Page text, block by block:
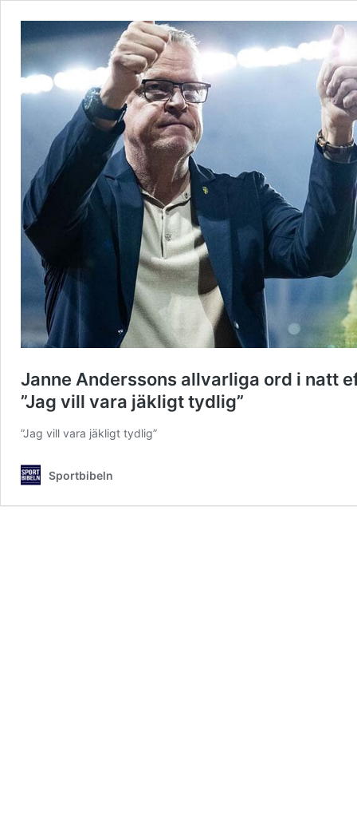
Janne Anderssons allvarliga ord i natt
”Jag vill vara jäkligt tydlig”
”Jag vill vara jäkligt tydlig”
Sportbibeln